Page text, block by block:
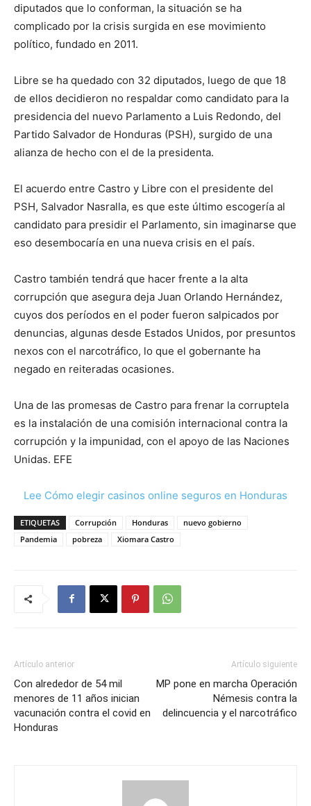
diputados que lo conforman, la situación se ha
complicado por la crisis surgida en ese movimiento
político, fundado en 2011.
Libre se ha quedado con 32 diputados, luego de que 18
de ellos decidieron no respaldar como candidato para la
presidencia del nuevo Parlamento a Luis Redondo, del
Partido Salvador de Honduras (PSH), surgido de una
alianza de hecho con el de la presidenta.
El acuerdo entre Castro y Libre con el presidente del
PSH, Salvador Nasralla, es que este último escogería al
candidato para presidir el Parlamento, sin imaginarse que
eso desembocaría en una nueva crisis en el país.
Castro también tendrá que hacer frente a la alta
corrupción que asegura deja Juan Orlando Hernández,
cuyos dos períodos en el poder fueron salpicados por
denuncias, algunas desde Estados Unidos, por presuntos
nexos con el narcotráfico, lo que el gobernante ha
negado en reiteradas ocasiones.
Una de las promesas de Castro para frenar la corruptela
es la instalación de una comisión internacional contra la
corrupción y la impunidad, con el apoyo de las Naciones
Unidas. EFE
Lee Cómo elegir casinos online seguros en Honduras
ETIQUETAS Corrupción Honduras
nuevo gobierno
Pandemia
pobreza Xiomara Castro
Artículo anterior
Con alrededor de 54 mil
menores de 11 años inician
vacunación contra el covid en
Honduras
Artículo siguiente
MP pone en marcha Operación
Némesis contra la
delincuencia y el narcotráfico